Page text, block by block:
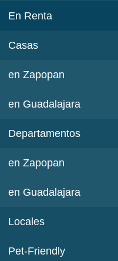
En Renta
Casas
en Zapopan
en Guadalajara
Departamentos
en Zapopan
en Guadalajara
Locales
Pet-Friendly